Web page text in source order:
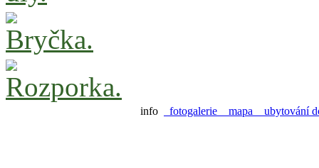
info fotogalerie mapa ubytování